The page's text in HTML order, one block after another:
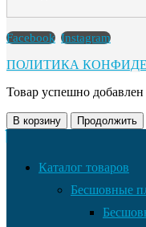
Facebook Instagram
ПОЛИТИКА
Товар успешно добавлен
В корзину Продолжить
Каталог товаров
Бесшовные